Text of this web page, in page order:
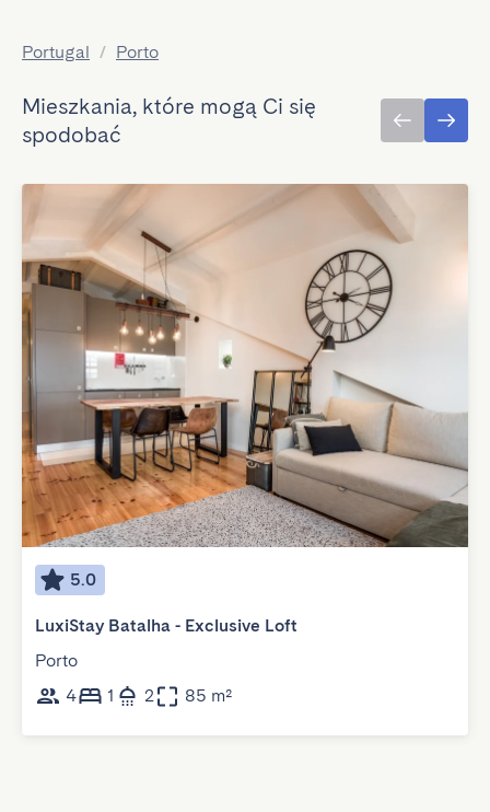
Portugal / Porto
Mieszkania, które mogą Ci się
spodobać
5.0
LuxiStay Batalha - Exclusive Loft
Porto
4
1 2 85 m²